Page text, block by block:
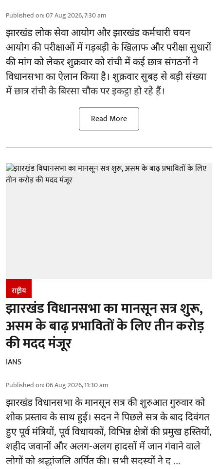
Published on:07 Aug 2026, 7:30 am
झारखंडलोक सेवा आयोग और झारखंड कर्मचारी चयन
आयोग की परीक्षाओं में गड़बड़ी के खिलाफ और परीक्षा सुधारों
की मांग को लेकर शुक्रवार को रांची में कई छात्र संगठनों ने
विधानसभा का ऐलान किया है। शुक्रवार सुबह से बड़ी संख्या
में छात्र रांची के बिरसा चौक पर इकट्ठा हो रहे हैं।
Read More
राष्ट्रीय
झारखंड विधानसभा का मानसून सत्र शुरू,
असम के बाढ़ प्रभावितों के लिए तीन करोड़
की मदद मंजूर
IANS
Published on:06 Aug 2026, 11:30 am
झारखंडविधानसभा के मानसून सत्र की शुरुआत गुरुवार को
शोक प्रस्ताव के साथ हुई। सदन ने पिछले सत्र के बाद दिवंगत
हुए पूर्व मंत्रियों, पूर्व विधायकों, विभिन्न क्षेत्रों की प्रमुख हस्तियों,
शहीद जवानों और अलग-अलग हादसों में जान गंवाने वाले
लोगों को श्रद्धांजलि अर्पित की। सभी सदस्यों ने द ...